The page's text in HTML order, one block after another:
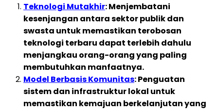
Teknologi Mutakhir: Menjembatani
kesenjangan antara sektor publik dan
swasta untuk memastikan terobosan
teknologi terbaru dapat terlebih dahulu
menjangkau orang-orang yang paling
membutuhkan manfaatnya.
Model Berbasis Komunitas: Penguatan
sistem dan infrastruktur lokal untuk
memastikan kemajuan berkelanjutan yang